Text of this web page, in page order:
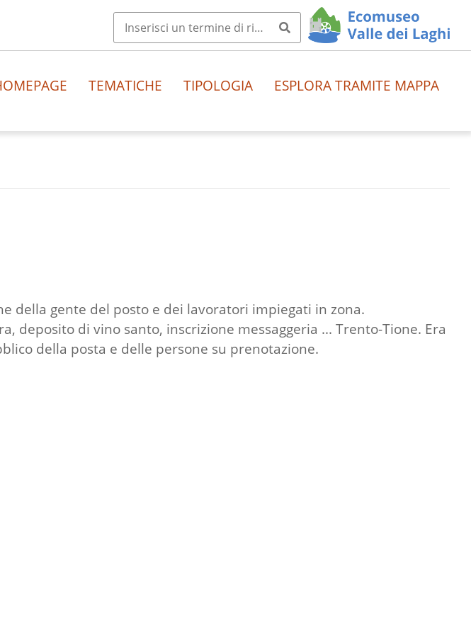
TEMATICHE TIPOLOGIA ESPLORA TRAMITE MAPPA
della gente del posto e dei lavoratori impiegati in zona.
deposito di vino santo, inscrizione messaggeria ... Trento-Tione. Era
della posta e delle persone su prenotazione.